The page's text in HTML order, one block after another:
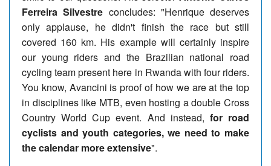
Ferreira Silvestre concludes: "Henrique deserves
only applause, he didn't finish the race but still
covered 160 km. His example will certainly inspire
our young riders and the Brazilian national road
cycling team present here in Rwanda with four riders.
You know, Avancini is proof of how we are at the top
in disciplines like MTB, even hosting a double Cross
Country World Cup event. And instead, for road
cyclists and youth categories, we need to make
the calendar more extensive".